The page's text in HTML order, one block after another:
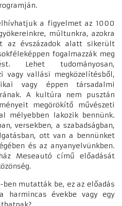
a figyelmet az 1000
múltunkra, azokra
az évszázadok alatt sikerült
fogalmazzák meg
Lehet tudományosan,
vagy vallási megközelítésből,
vagy éppen társadalmi
A kultúra nem pusztán
megörökítő művészeti
mélyebben lakozik bennünk.
versekben, a szabadságban,
ott van a bennünket
és az anyanyelvünkben.
Meseautó című előadását
mutatták be, ez az előadás
harmincas évekbe vagy egy